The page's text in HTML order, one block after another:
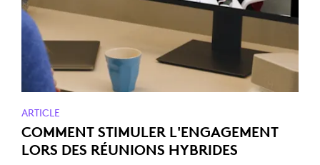
ARTICLE
COMMENT STIMULER L'ENGAGEMENT
LORS DES RÉUNIONS HYBRIDES